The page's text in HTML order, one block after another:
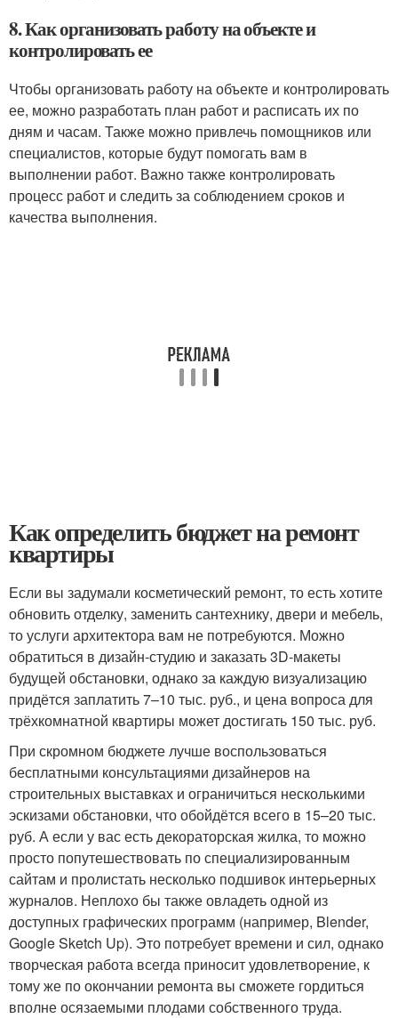
8. Как организовать работу на объекте и
контролировать ее
Чтобы организовать работу на объекте и контролировать
ее, можно разработать план работ и расписать их по
дням и часам. Также можно привлечь помощников или
специалистов, которые будут помогать вам в
выполнении работ. Важно также контролировать
процесс работ и следить за соблюдением сроков и
качества выполнения.
Как определить бюджет на ремонт
квартиры
Если вы задумали косметический ремонт, то есть хотите
обновить отделку, заменить сантехнику, двери и мебель,
то услуги архитектора вам не потребуются. Можно
обратиться в дизайн-студию и заказать 3D-макеты
будущей обстановки, однако за каждую визуализацию
придётся заплатить 7–10 тыс. руб., и цена вопроса для
трёхкомнатной квартиры может достигать 150 тыс. руб.
При скромном бюджете лучше воспользоваться
бесплатными консультациями дизайнеров на
строительных выставках и ограничиться несколькими
эскизами обстановки, что обойдётся всего в 15–20 тыс.
руб. А если у вас есть декораторская жилка, то можно
просто попутешествовать по специализированным
сайтам и пролистать несколько подшивок интерьерных
журналов. Неплохо бы также овладеть одной из
доступных графических программ (например, Blender,
Google Sketch Up). Это потребует времени и сил, однако
творческая работа всегда приносит удовлетворение, к
тому же по окончании ремонта вы сможете гордиться
вполне осязаемыми плодами собственного труда.